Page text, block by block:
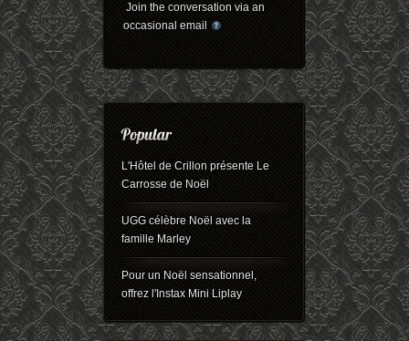
Join the conversation via an
occasional email
L'Hôtel de Crillon présente Le
Carrosse de Noël
UGG célèbre Noël avec la
famille Marley
Pour un Noël sensationnel,
offrez l'Instax Mini Liplay